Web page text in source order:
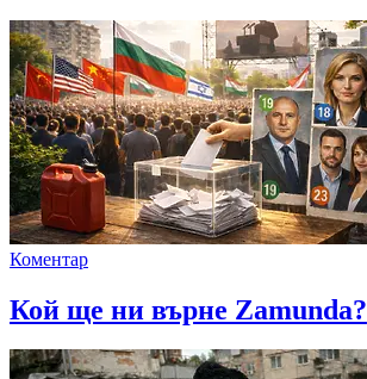
Коментар
Кой ще ни върне Zamunda?